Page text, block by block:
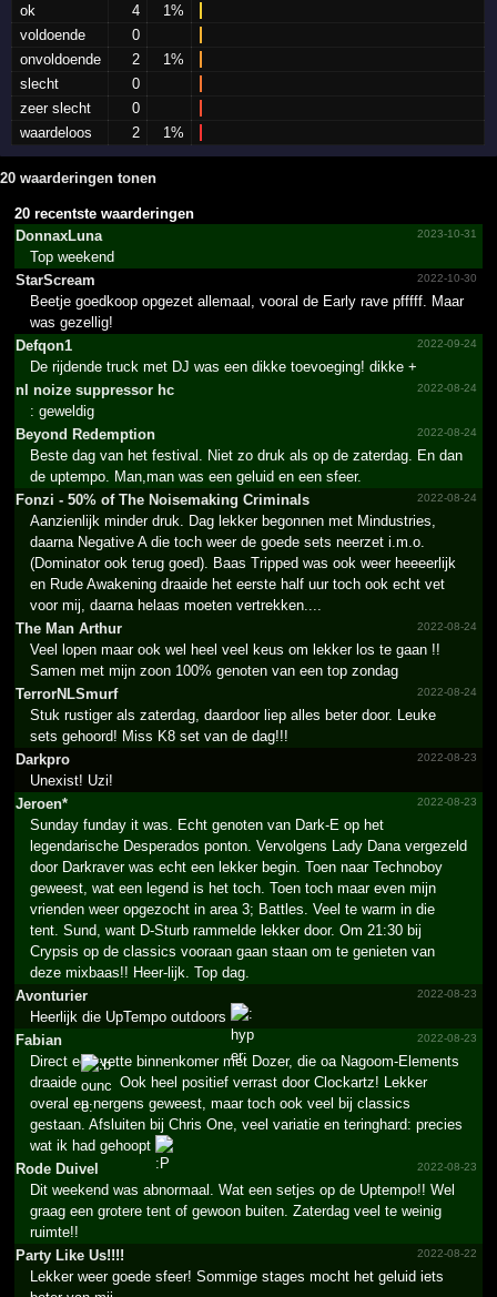
ok
4
1%
voldoende
0
onvoldoende
2
1%
slecht
0
zeer slecht
0
waardeloos
2 1%
20 waarderingen tonen
20 recentste waarderingen
DonnaxLuna
2023-10-31
Top weekend
StarScream
2022-10-30
Beetje goedkoop opgezet allemaal, vooral de Early rave pfffff. Maar
was gezellig!
Defqon1
2022-09-24
De rijdende truck met DJ was een dikke toevoeging! dikke +
nl noize suppressor hc
2022-08-24
: geweldig
Beyond Redemption
2022-08-24
Beste dag van het festival. Niet zo druk als op de zaterdag. En dan
de uptempo. Man,man was een geluid en een sfeer.
Fonzi - 50% of The Noisemaking Criminals
2022-08-24
Aanzienlijk minder druk. Dag lekker begonnen met Mindustries,
daarna Negative A die toch weer de goede sets neerzet i.m.o.
(Dominator ook terug goed). Baas Tripped was ook weer heeeerlijk
en Rude Awakening draaide het eerste half uur toch ook echt vet
voor mij, daarna helaas moeten vertrekken....
The Man Arthur
2022-08-24
Veel lopen maar ook wel heel veel keus om lekker los te gaan !!
Samen met mijn zoon 100% genoten van een top zondag
Terror­NLSmur­f
2022-08-24
Stuk rustiger als zaterdag, daardoor liep alles beter door. Leuke
sets gehoord! Miss K8 set van de dag!!!
Darkpro
2022-08-23
Unexist! Uzi!
Jeroen*
2022-08-23
Sunday funday it was. Echt genoten van Dark-E op het
legendarische Desperados ponton. Vervolgens Lady Dana vergezeld
door Darkraver was echt een lekker begin. Toen naar Technoboy
geweest, wat een legend is het toch. Toen toch maar even mijn
vrienden weer opgezocht in area 3; Battles. Veel te warm in die
tent. Sund, want D-Sturb rammelde lekker door. Om 21:30 bij
Crypsis op de classics vooraan gaan staan om te genieten van
deze mixbaas!! Heer-lijk. Top dag.
Avonturier
2022-08-23
Heerlijk die UpTempo outdoors
Fabian
2022-08-23
Direct een vette binnenkomer met Dozer, die oa Nagoom-Elements
draaide
Ook heel positief verrast door Clockartz! Lekker
overal en nergens geweest, maar toch ook veel bij classics
gestaan. Afsluiten bij Chris One, veel variatie en teringhard: precies
wat ik had gehoopt
Rode Duivel
2022-08-23
Dit weekend was abnormaal. Wat een setjes op de Uptempo!! Wel
graag een grotere tent of gewoon buiten. Zaterdag veel te weinig
ruimte!!
Party Like Us!!!!­
2022-08-22
Lekker weer goede sfeer! Sommige stages mocht het geluid iets